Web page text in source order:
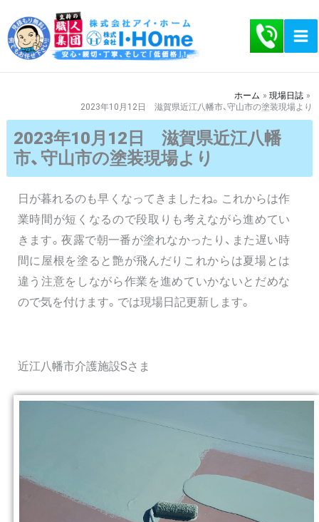
容
を
ホーム
現場日誌
2023年10月12日 滋賀県近江八幡市、守山市の塗装現場より
2023年10月12日 滋賀県近江八幡
市、守山市の塗装現場より
日が暮れるのも早くなってきましたね。これからは作
業時間が短くなるので段取りも考えながら進めてい
きます。夜露で朝一番が塗れなかったり、また遅い時
間に屋根を塗ると艶が飛んだりこれからは夏場とは
違う注意をしながら作業を進めていかないとだめな
ので気を付けます。では現場日記更新します。
近江八幡市介護施設Sさま